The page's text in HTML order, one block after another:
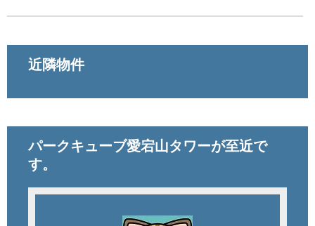
近隣物件
パークキューブ愛宕山タワーが至近で
す。